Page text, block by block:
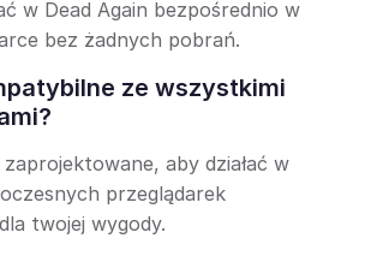
w Dead Again bezpośrednio w
bez żadnych pobrań.
ze wszystkimi
aby działać w
przeglądarek
twojej wygody.